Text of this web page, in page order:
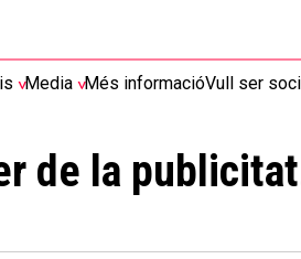
Media Més informacióVull ser soci
de la